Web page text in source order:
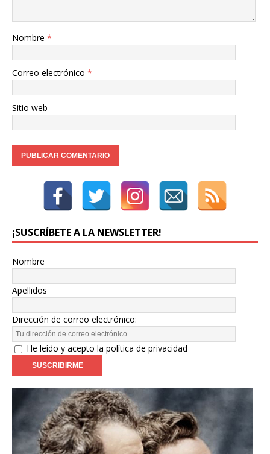
Nombre *
Correo electrónico *
Sitio web
¡SUSCRÍBETE A LA NEWSLETTER!
Nombre
Apellidos
Dirección de correo electrónico:
He leído y acepto la política de privacidad